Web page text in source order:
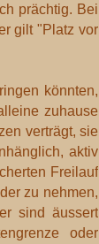
prächtig. Bei
gilt "Platz vor
könnten,
zuhause
verträgt, sie
aktiv
Freilauf
zu nehmen,
sind äussert
oder